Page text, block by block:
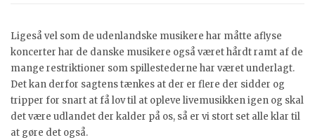
Ligeså vel som de udenlandske musikere har måtte aflyse
koncerter har de danske musikere også været hårdt ramt af de
mange restriktioner som spillestederne har været underlagt.
Det kan derfor sagtens tænkes at der er flere der sidder og
tripper for snart at få lov til at opleve livemusikken igen og skal
det være udlandet der kalder på os, så er vi stort set alle klar til
at gøre det også.